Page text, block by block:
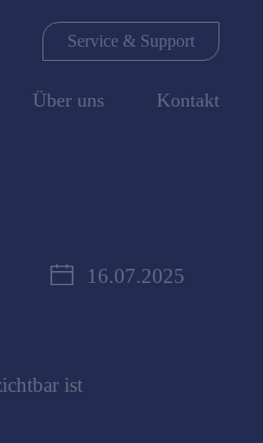
Service & Support
Über uns Kontakt
16.07.2025